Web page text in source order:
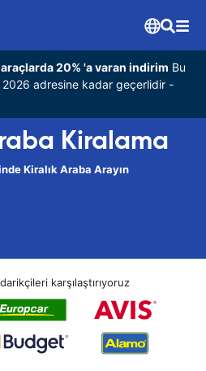
araçlarda 20% 'a varan indirim Bu
2026 adresine kadar geçerlidir -
Kiralama
Kiralık Araba Arayın
karşılaştırıyoruz